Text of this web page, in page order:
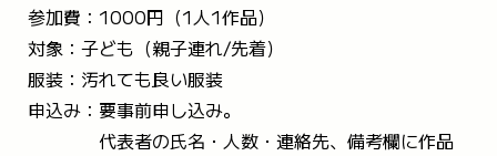
参加費：1000円（1人1作品）
対象：子ども（親子連れ/先着）
服装：汚れても良い服装
申込み：要事前申し込み。
代表者の氏名・人数・連絡先、備考欄に作品